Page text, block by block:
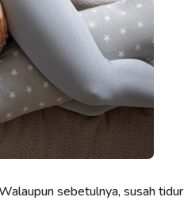
sebetulnya, susah tidur